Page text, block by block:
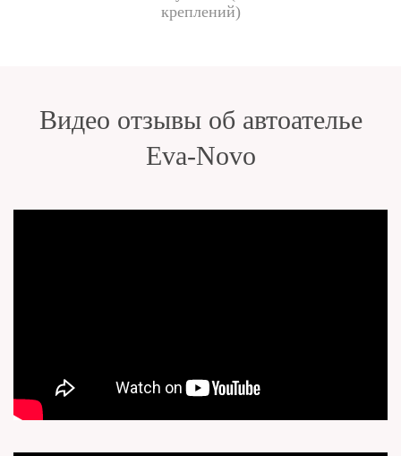
креплений)
Видео отзывы об автоателье
Eva-Novo